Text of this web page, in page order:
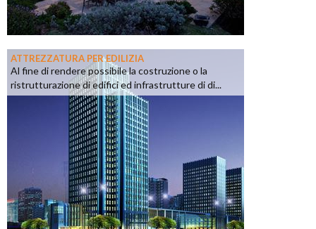
ATTREZZATURA PER EDILIZIA
Al fine di rendere possibile la costruzione o la
ristrutturazione di edifici ed infrastrutture di di...